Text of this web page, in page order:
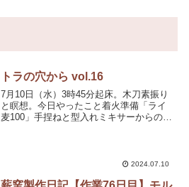
トラの穴から vol.16
7月10日（水）3時45分起床。木刀素振り
と瞑想。今日やったこと着火準備「ライ
麦100」手捏ねと型入れミキサーからの生
2024.07.10